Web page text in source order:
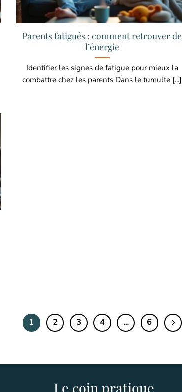
Parents fatigués : comment retrouver de
l’énergie
Identifier les signes de fatigue pour mieux la
combattre chez les parents Dans le tumulte [...]
1 2 3 4 … 6
Le coin pratique